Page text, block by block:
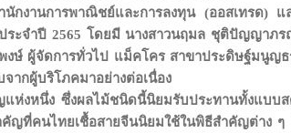
งานการพาณิชย์และการลงทุน (ออสเทรด) แ
ประจำปี 2565 โดยมี นางสาวนฤมล ชุติปัญญาภ
ษ์ ผู้จัดการทั่วไป แม็คโคร สาขาประดิษฐ์มนูญ
ากผู้บริโภคมาอย่างต่อเนื่อง
แห่งหนึ่ง ซึ่งผลไม้ชนิดนี้นิยมรับประทานทั้งแบ
ที่คนไทยเชื้อสายจีนนิยมใช้ในพิธีสำคัญต่าง ๆ